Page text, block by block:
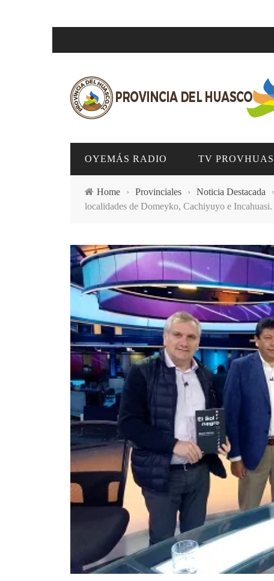
OYEMÁS RADIO TV
Home › Provinciales › Noticia Destacada ›
localidades de Domeyko, Cachiyuyo e Incahuasi.